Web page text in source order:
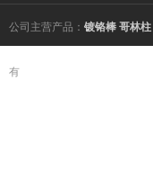
公司主营产品： 镀铬棒 哥林柱
有